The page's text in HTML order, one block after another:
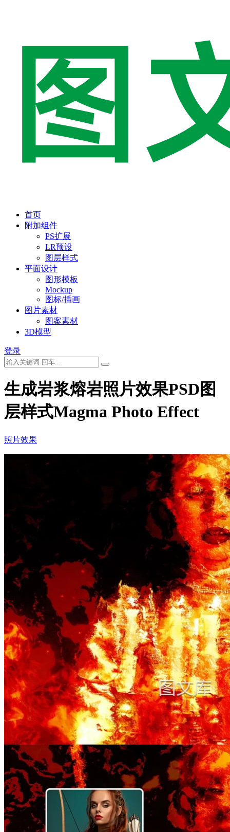
首页
附加组件
PS扩展
LR预设
图层样式
平面设计
图形模板
Mockup
图标/插画
图片素材
图案素材
3D模型
登录
生成岩浆熔岩照片效果PSD图
层样式Magma Photo Effect
照片效果